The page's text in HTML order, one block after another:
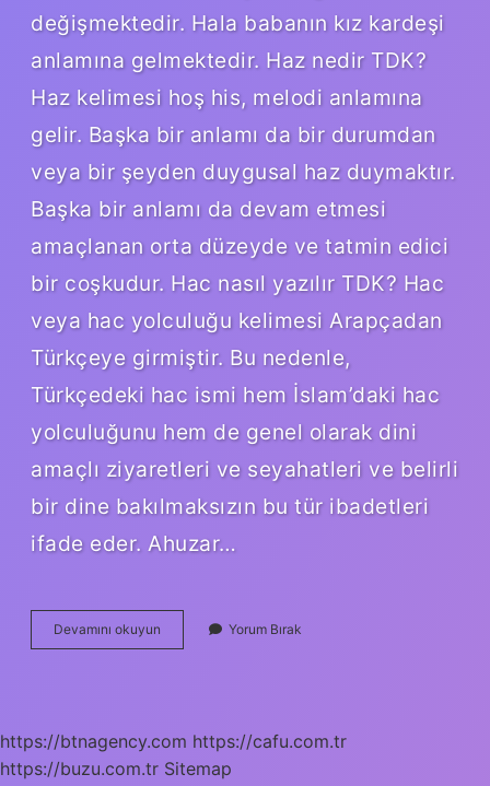
değişmektedir. Hala babanın kız kardeşi
anlamına gelmektedir. Haz nedir TDK?
Haz kelimesi hoş his, melodi anlamına
gelir. Başka bir anlamı da bir durumdan
veya bir şeyden duygusal haz duymaktır.
Başka bir anlamı da devam etmesi
amaçlanan orta düzeyde ve tatmin edici
bir coşkudur. Hac nasıl yazılır TDK? Hac
veya hac yolculuğu kelimesi Arapçadan
Türkçeye girmiştir. Bu nedenle,
Türkçedeki hac ismi hem İslam’daki hac
yolculuğunu hem de genel olarak dini
amaçlı ziyaretleri ve seyahatleri ve belirli
bir dine bakılmaksızın bu tür ibadetleri
ifade eder. Ahuzar…
Devamını okuyun
Nasıl
Yorum Bırak
https://btnagency.com https://cafu.com.tr
https://buzu.com.tr Sitemap